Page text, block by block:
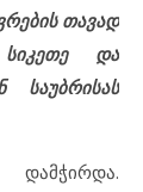
თავად
და
საუბრისას